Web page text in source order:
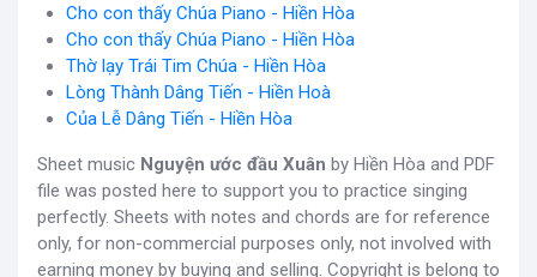
Cho con thấy Chúa Piano - Hiền Hòa
Cho con thấy Chúa Piano - Hiền Hòa
Thờ lạy Trái Tim Chúa - Hiền Hòa
Lòng Thành Dâng Tiến - Hiền Hoà
Của Lễ Dâng Tiến - Hiền Hòa
Sheet music Nguyện ước đầu Xuân by Hiền Hòa and PDF
file was posted here to support you to practice singing
perfectly. Sheets with notes and chords are for reference
only, for non-commercial purposes only, not involved with
earning money by buying and selling. Copyright is belong to